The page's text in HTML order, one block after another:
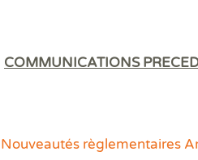
COMMUNICATIONS
Nouveautés règlementaires